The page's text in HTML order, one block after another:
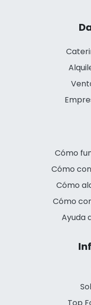
Cómo
Cómo
Cómo
Cómo
Ayuda